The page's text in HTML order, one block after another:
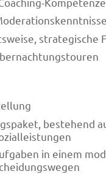
strategische
bestehend
in einem